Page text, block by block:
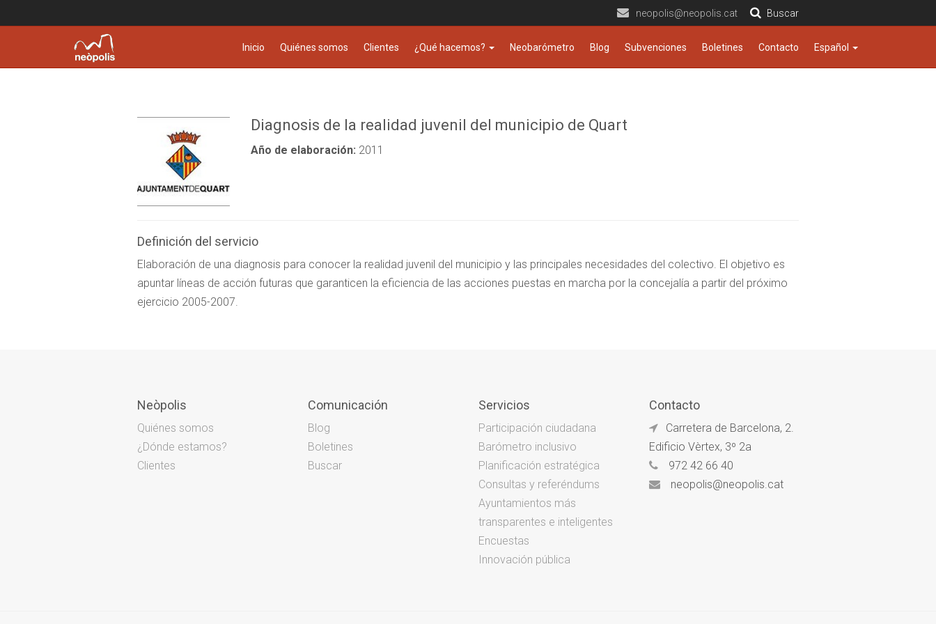
neopolis@neopolis.cat Buscar
Inicio Quiénes somos Clientes ¿Qué hacemos? Neobarómetro Blog Subvenciones Boletines Contacto Español
Diagnosis de la realidad juvenil del municipio de Quart
Año de elaboración: 2011
Definición del servicio
Elaboración de una diagnosis para conocer la realidad juvenil del municipio y las principales necesidades del colectivo. El objetivo es
apuntar líneas de acción futuras que garanticen la eficiencia de las acciones puestas en marcha por la concejalía a partir del próximo
ejercicio 2005-2007.
Neòpolis
Quiénes somos
¿Dónde estamos?
Clientes
Comunicación
Blog
Boletines
Buscar
Servicios
Participación ciudadana
Barómetro inclusivo
Planificación estratégica
Consultas y referéndums
Ayuntamientos más
transparentes e inteligentes
Encuestas
Innovación pública
Contacto
Carretera de Barcelona, 2.
Edificio Vèrtex, 3º 2a
972 42 66 40
neopolis@neopolis.cat